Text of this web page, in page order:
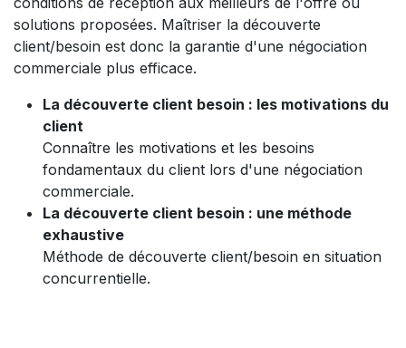
solutions proposées. Maîtriser la découverte
client/besoin est donc la garantie d'une négociation
commerciale plus efficace.
La découverte client besoin : les motivations du
client
Connaître les motivations et les besoins
fondamentaux du client lors d'une négociation
commerciale.
La découverte client besoin : une méthode
exhaustive
Méthode de découverte client/besoin en situation
concurrentielle.